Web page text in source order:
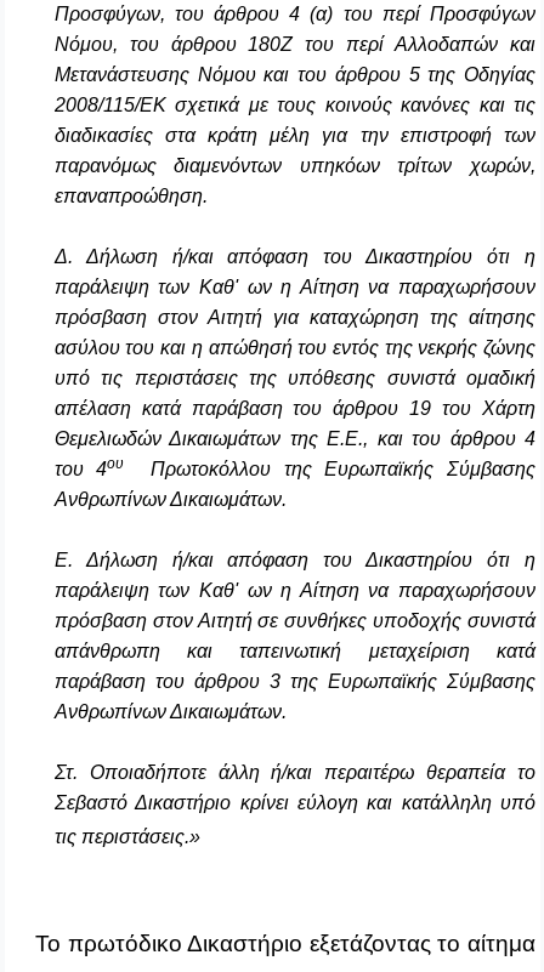
Προσφύγων, του άρθρου 4 (α) του περί Προσφύγων
Νόμου, του άρθρου 180Ζ του περί Αλλοδαπών και
Μετανάστευσης Νόμου και του άρθρου 5 της Οδηγίας
2008/115/ΕΚ σχετικά με τους κοινούς κανόνες και τις
διαδικασίες στα κράτη μέλη για την επιστροφή των
παρανόμως διαμενόντων υπηκόων τρίτων χωρών,
επαναπροώθηση.
Δ. Δήλωση ή/και απόφαση του Δικαστηρίου ότι η
παράλειψη των Καθ' ων η Αίτηση να παραχωρήσουν
πρόσβαση στον Αιτητή για καταχώρηση της αίτησης
ασύλου του και η απώθησή του εντός της νεκρής ζώνης
υπό τις περιστάσεις της υπόθεσης συνιστά ομαδική
απέλαση κατά παράβαση του άρθρου 19 του Χάρτη
Θεμελιωδών Δικαιωμάτων της Ε.Ε., και του άρθρου 4
του 4ου
Πρωτοκόλλου της Ευρωπαϊκής Σύμβασης
Ανθρωπίνων Δικαιωμάτων.
Ε. Δήλωση ή/και απόφαση του Δικαστηρίου ότι η
παράλειψη των Καθ' ων η Αίτηση να παραχωρήσουν
πρόσβαση στον Αιτητή σε συνθήκες υποδοχής συνιστά
απάνθρωπη και ταπεινωτική μεταχείριση κατά
παράβαση του άρθρου 3 της Ευρωπαϊκής Σύμβασης
Ανθρωπίνων Δικαιωμάτων.
Στ. Οποιαδήποτε άλλη ή/και περαιτέρω θεραπεία το
Σεβαστό Δικαστήριο κρίνει εύλογη και κατάλληλη υπό
τις περιστάσεις.»
Το πρωτόδικο Δικαστήριο εξετάζοντας το αίτημα